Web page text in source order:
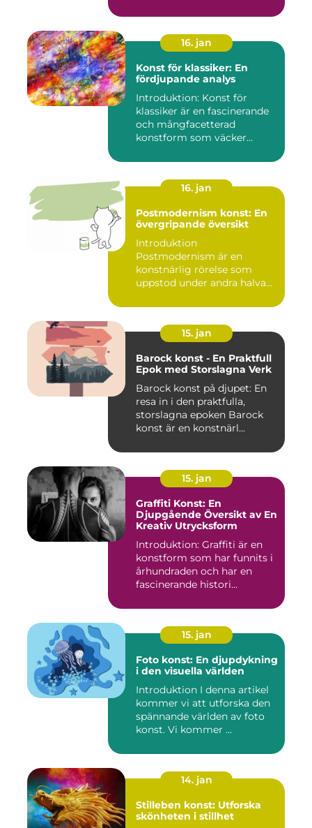
16. jan
Konst för klassiker: En
fördjupande analys
Introduktion: Konst för
klassiker är en fascinerande
och mångfacetterad
konstform som väcker
16. jan
Postmodernism konst: En
övergripande översikt
Introduktion
Postmodernism är en
konstnärlig rörelse som
uppstod under andra halvan
15. jan
Barock konst - En Praktfull
Epok med Storslagna Verk
Barock konst på djupet: En
resa in i den praktfulla,
storslagna epoken Barock
konst är en konstnärl...
15. jan
Graffiti Konst: En
Djupgående Översikt av En
Kreativ Utrycksform
Introduktion: Graffiti är en
konstform som har funnits i
århundraden och har en
fascinerande histori...
15. jan
Foto konst: En djupdykning
i den visuella världen
Introduktion I denna artikel
kommer vi att utforska den
spännande världen av foto
konst. Vi kommer ...
14. jan
Stilleben konst: Utforska
skönheten i stillhet